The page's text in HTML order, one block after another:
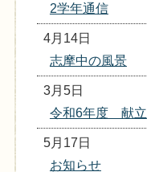
2学年通信
4月14日
志摩中の風景
3月5日
令和6年度 献立
5月17日
お知らせ